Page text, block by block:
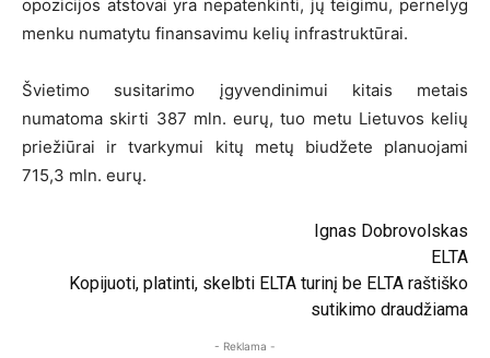
opozicijos atstovai yra nepatenkinti, jų teigimu, pernelyg
menku numatytu finansavimu kelių infrastruktūrai.
Švietimo susitarimo įgyvendinimui kitais metais
numatoma skirti 387 mln. eurų, tuo metu Lietuvos kelių
priežiūrai ir tvarkymui kitų metų biudžete planuojami
715,3 mln. eurų.
Ignas Dobrovolskas
ELTA
Kopijuoti, platinti, skelbti ELTA turinį be ELTA raštiško
sutikimo draudžiama
- Reklama -